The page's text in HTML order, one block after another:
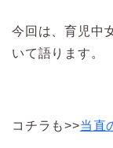
今回は、育児中
いて語ります。
コチラも>>当直